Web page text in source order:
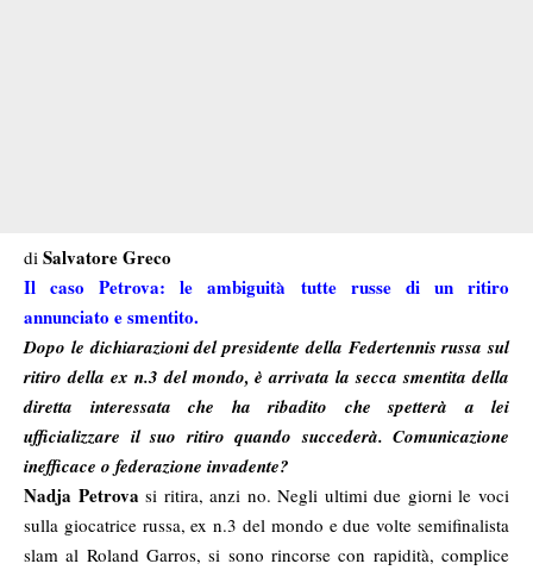
di Salvatore Greco
Il caso Petrova: le ambiguità tutte russe di un ritiro
annunciato e smentito.
Dopo le dichiarazioni del presidente della Federtennis russa sul
ritiro della ex n.3 del mondo, è arrivata la secca smentita della
diretta interessata che ha ribadito che spetterà a lei
ufficializzare il suo ritiro quando succederà. Comunicazione
inefficace o federazione invadente?
Nadja Petrova si ritira, anzi no. Negli ultimi due giorni le voci
sulla giocatrice russa, ex n.3 del mondo e due volte semifinalista
slam al Roland Garros, si sono rincorse con rapidità, complice